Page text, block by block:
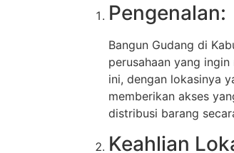
Pengenalan:
Bangun Gudang di
perusahaan yang
ini, dengan lokasinya
memberikan akses
distribusi barang
Keahlian